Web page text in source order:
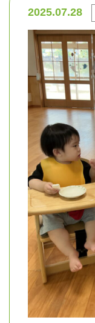
2025.07.28